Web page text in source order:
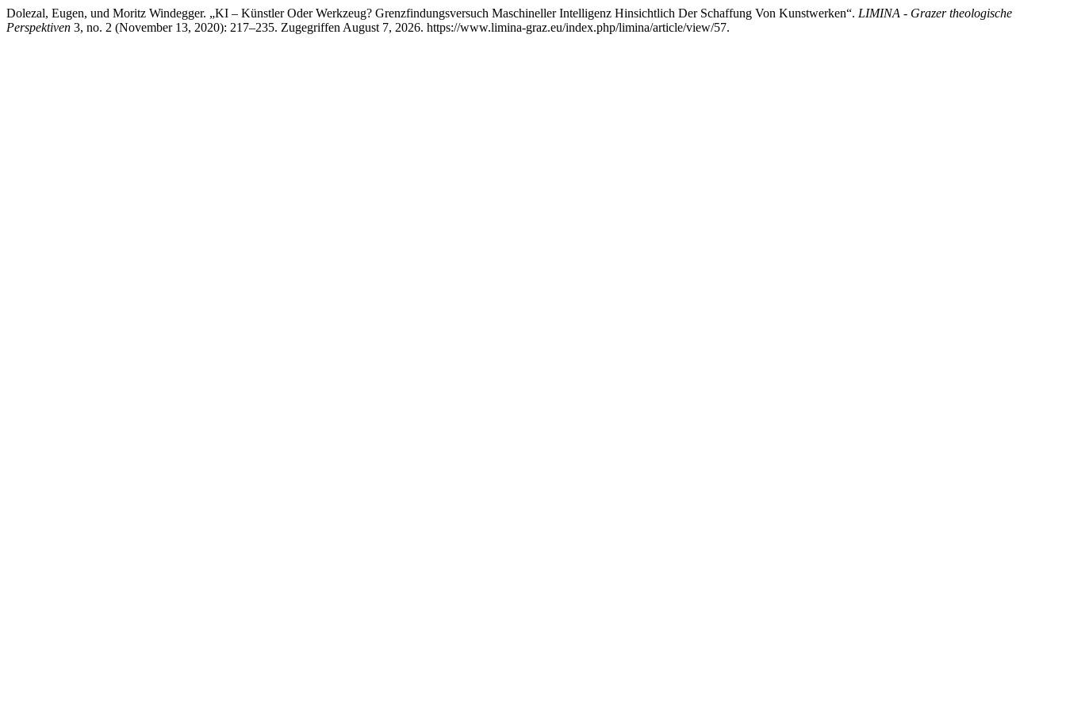
Dolezal, Eugen, und Moritz Windegger. „KI – Künstler Oder Werkzeug? Grenzfindungsversuch Maschineller Intelligenz Hinsichtlich Der Schaffung Von Kunstwerken“. LIMINA - Grazer theologische
Perspektiven 3, no. 2 (November 13, 2020): 217–235. Zugegriffen August 7, 2026. https://www.limina-graz.eu/index.php/limina/article/view/57.